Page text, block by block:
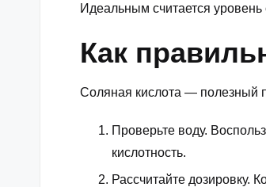
Идеальным считается
Как
Соляная кислота — полезный
Проверьте воду.
кислотность.
Рассчитайте дозировку.